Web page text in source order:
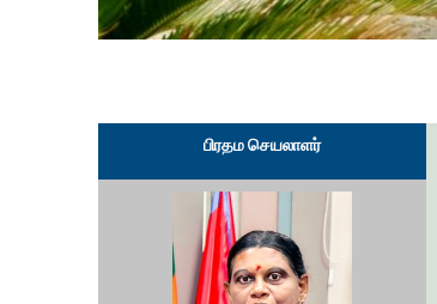
பிரதம செயலாளர்